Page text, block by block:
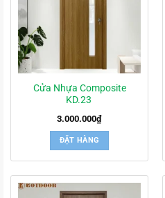
Cửa Nhựa Composite
KD.23
3.000.000₫
ĐẶT HÀNG